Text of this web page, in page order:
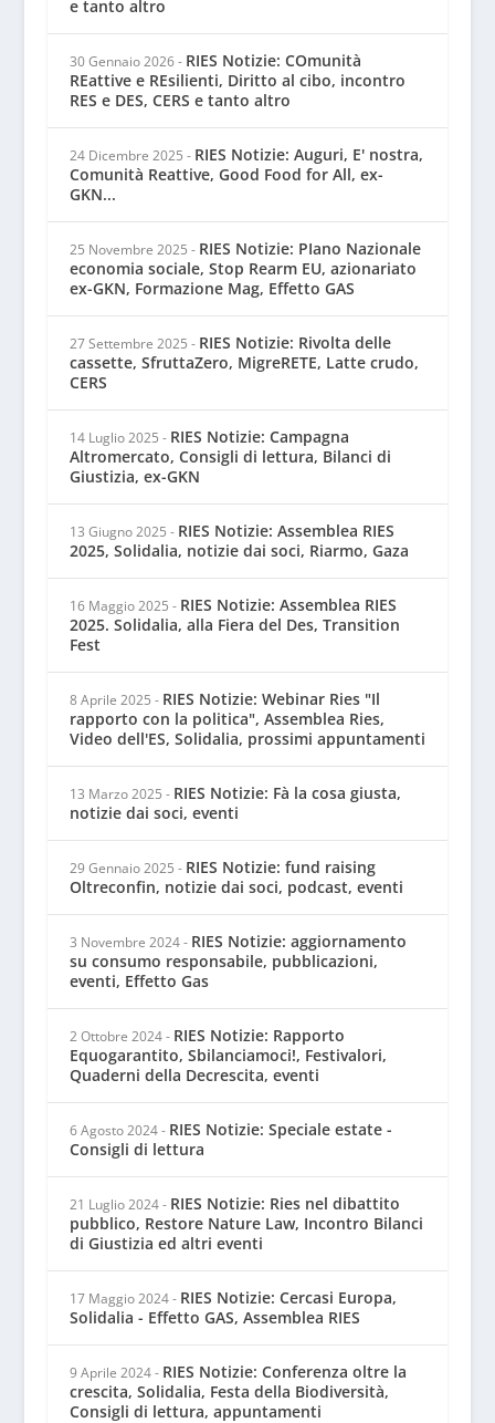
e tanto altro
30 Gennaio 2026 - RIES Notizie: COmunità
REattive e REsilienti, Diritto al cibo, incontro
RES e DES, CERS e tanto altro
24 Dicembre 2025 - RIES Notizie: Auguri, E' nostra,
Comunità Reattive, Good Food for All, ex-
GKN...
25 Novembre 2025 - RIES Notizie: PIano Nazionale
economia sociale, Stop Rearm EU, azionariato
ex-GKN, Formazione Mag, Effetto GAS
27 Settembre 2025 - RIES Notizie: Rivolta delle
cassette, SfruttaZero, MigreRETE, Latte crudo,
CERS
14 Luglio 2025 - RIES Notizie: Campagna
Altromercato, Consigli di lettura, Bilanci di
Giustizia, ex-GKN
13 Giugno 2025 - RIES Notizie: Assemblea RIES
2025, Solidalia, notizie dai soci, Riarmo, Gaza
16 Maggio 2025 - RIES Notizie: Assemblea RIES
2025. Solidalia, alla Fiera del Des, Transition
Fest
8 Aprile 2025 - RIES Notizie: Webinar Ries "Il
rapporto con la politica", Assemblea Ries,
Video dell'ES, Solidalia, prossimi appuntamenti
13 Marzo 2025 - RIES Notizie: Fà la cosa giusta,
notizie dai soci, eventi
29 Gennaio 2025 - RIES Notizie: fund raising
Oltreconfin, notizie dai soci, podcast, eventi
3 Novembre 2024 - RIES Notizie: aggiornamento
su consumo responsabile, pubblicazioni,
eventi, Effetto Gas
2 Ottobre 2024 - RIES Notizie: Rapporto
Equogarantito, Sbilanciamoci!, Festivalori,
Quaderni della Decrescita, eventi
6 Agosto 2024 - RIES Notizie: Speciale estate -
Consigli di lettura
21 Luglio 2024 - RIES Notizie: Ries nel dibattito
pubblico, Restore Nature Law, Incontro Bilanci
di Giustizia ed altri eventi
17 Maggio 2024 - RIES Notizie: Cercasi Europa,
Solidalia - Effetto GAS, Assemblea RIES
9 Aprile 2024 - RIES Notizie: Conferenza oltre la
crescita, Solidalia, Festa della Biodiversità,
Consigli di lettura, appuntamenti